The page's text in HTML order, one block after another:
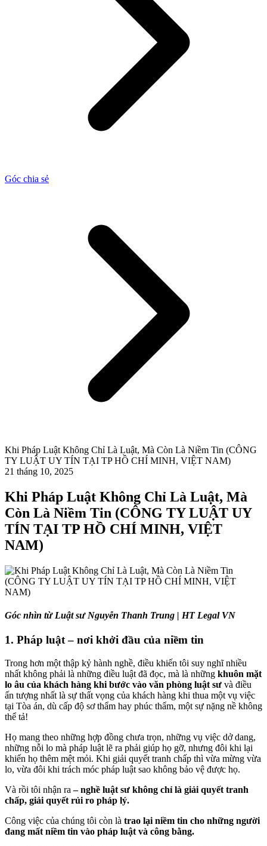
Góc chia sẻ
Khi Pháp Luật Không Chỉ Là Luật, Mà Còn Là Niềm Tin (CÔNG
TY LUẬT UY TÍN TẠI TP HỒ CHÍ MINH, VIỆT NAM)
21 tháng 10, 2025
Khi Pháp Luật Không Chỉ Là Luật, Mà
Còn Là Niềm Tin (CÔNG TY LUẬT UY
TÍN TẠI TP HỒ CHÍ MINH, VIỆT
NAM)
Góc nhìn từ Luật sư Nguyễn Thanh Trung | HT Legal VN
1. Pháp luật – nơi khởi đầu của niềm tin
Trong hơn một thập kỷ hành nghề, điều khiến tôi suy nghĩ nhiều
nhất không phải là những điều luật đã đọc, mà là những khuôn mặt
lo âu của khách hàng khi bước vào văn phòng luật sư và điều
ấn tượng nhất là sự thất vọng của khách hàng khi thua một vụ việc
tại Tòa án, dù cấp độ sơ thẩm hay phúc thẩm, một sự nặng nề không
thể tả!
Họ mang theo những hợp đồng chưa trọn, những vụ việc dở dang,
những nỗi lo mà pháp luật lẽ ra phải giúp họ gỡ, nhưng đôi khi lại
khiến họ thêm mệt mỏi. Khi giải quyết tranh chấp thì vừa mừng vừa
lo, vừa đôi khi trách móc pháp luật sao không bảo vệ được họ.
Và rồi tôi nhận ra– nghề luật sư không chỉ là giải quyết tranh
chấp, giải quyết rủi ro pháp lý.
Công việc của chúng tôi còn là trao lại niềm tin cho những người
đang mất niềm tin vào pháp luật và công bằng.